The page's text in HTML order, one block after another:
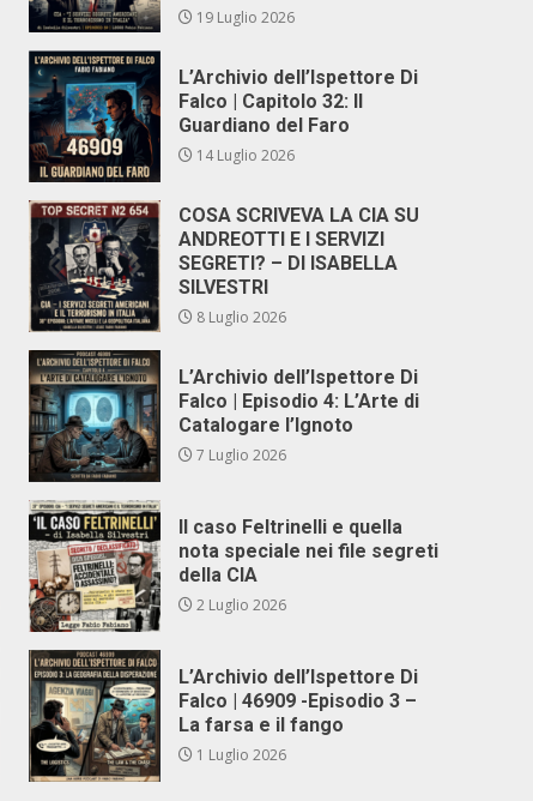
19 Luglio 2026
L’Archivio dell’Ispettore Di
Falco | Capitolo 32: Il
Guardiano del Faro
14 Luglio 2026
COSA SCRIVEVA LA CIA SU
ANDREOTTI E I SERVIZI
SEGRETI? – DI ISABELLA
SILVESTRI
8 Luglio 2026
L’Archivio dell’Ispettore Di
Falco | Episodio 4: L’Arte di
Catalogare l’Ignoto
7 Luglio 2026
Il caso Feltrinelli e quella
nota speciale nei file segreti
della CIA
2 Luglio 2026
L’Archivio dell’Ispettore Di
Falco | 46909 -Episodio 3 –
La farsa e il fango
1 Luglio 2026